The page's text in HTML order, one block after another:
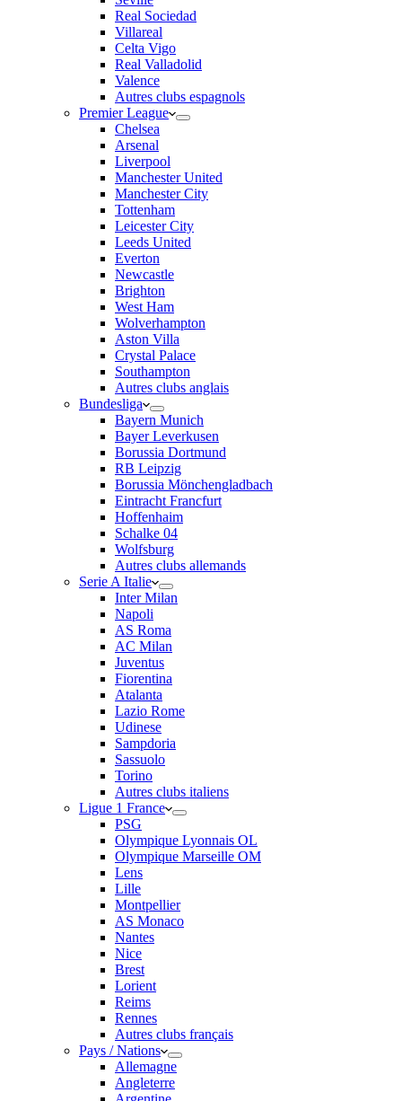
Real Sociedad
Villareal
Celta Vigo
Real Valladolid
Valence
Autres clubs espagnols
Premier League
Chelsea
Arsenal
Liverpool
Manchester United
Manchester City
Tottenham
Leicester City
Leeds United
Everton
Newcastle
Brighton
West Ham
Wolverhampton
Aston Villa
Crystal Palace
Southampton
Autres clubs anglais
Bundesliga
Bayern Munich
Bayer Leverkusen
Borussia Dortmund
RB Leipzig
Borussia Mönchengladbach
Eintracht Francfurt
Hoffenhaim
Schalke 04
Wolfsburg
Autres clubs allemands
Serie A Italie
Inter Milan
Napoli
AS Roma
AC Milan
Juventus
Fiorentina
Atalanta
Lazio Rome
Udinese
Sampdoria
Sassuolo
Torino
Autres clubs italiens
Ligue 1 France
PSG
Olympique Lyonnais OL
Olympique Marseille OM
Lens
Lille
Montpellier
AS Monaco
Nantes
Nice
Brest
Lorient
Reims
Rennes
Autres clubs français
Pays / Nations
Allemagne
Angleterre